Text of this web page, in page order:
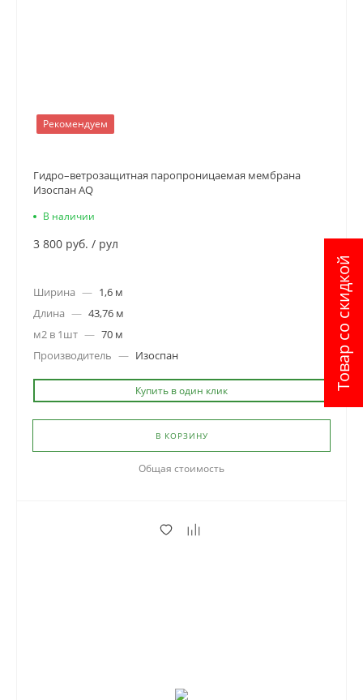
Рекомендуем
Гидро–ветрозащитная паропроницаемая мембрана
Изоспан AQ
В наличии
3 800 руб. / рул
Ширина — 1,6 м
Длина — 43,76 м
м2 в 1шт — 70 м
Производитель — Изоспан
Купить в один клик
В КОРЗИНУ
Общая стоимость
Товар со скидкой